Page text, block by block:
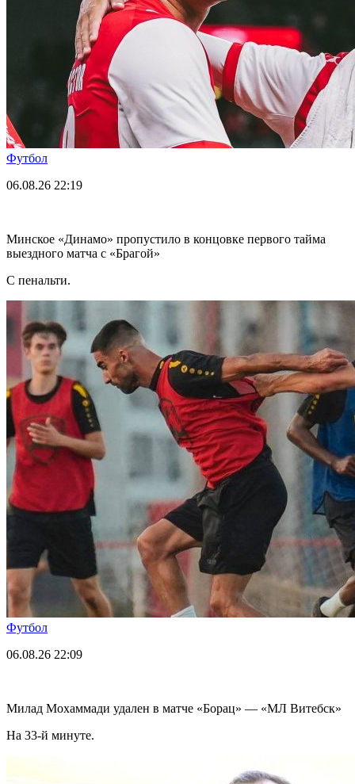
Футбол
06.08.26 22:19
Минское «Динамо» пропустило в концовке первого тайма
выездного матча с «Брагой»
С пенальти.
Футбол
06.08.26 22:09
Милад Мохаммади удален в матче «Борац» — «МЛ Витебск»
На 33-й минуте.